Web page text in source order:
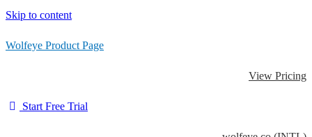
Skip to content
Wolfeye Product Page
View Pricing
Start Free Trial